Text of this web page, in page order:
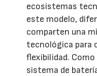
ecosistemas
este modelo,
comparten una
tecnológica para
flexibilidad.
sistema de